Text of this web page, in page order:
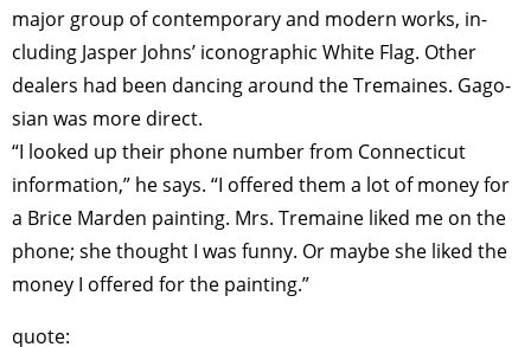
major group of contemporary and modern works, in­
cluding Jasper Johns’ iconographic White Flag. Other
dealers had been dancing around the Tremaines. Gago­
sian was more direct.
“I looked up their phone number from Connecticut
information,” he says. “I of­fered them a lot of money for
a Brice Marden painting. Mrs. Tremaine liked me on the
phone; she thought I was fun­ny. Or maybe she liked the
money I of­fered for the painting.”
quote: